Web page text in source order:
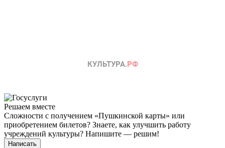
Решаем вместе
Сложности с получением «Пушкинской карты» или
приобретением билетов? Знаете, как улучшить работу
учреждений культуры? Напишите — решим!
Написать